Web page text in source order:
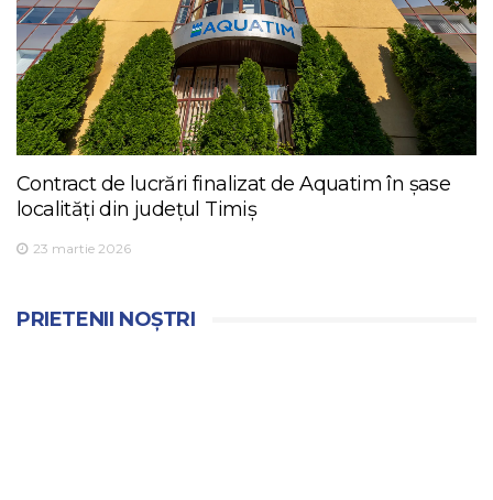
Contract de lucrări finalizat de Aquatim în șase
localități din județul Timiș
23 martie 2026
PRIETENII NOȘTRI